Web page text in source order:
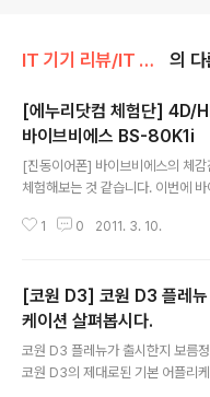
IT 기기 리뷰/IT 기타 의 다
[에누리닷컴 체험단] 4D/
바이브비에스 BS-80K1i
[진동이어폰] 바이브비에스의 체
체험해보는 것 같습니다. 이번에
그럼 VIBE BS의 BS-80K1i를 살
투명 플라스틱 안으로 제품의 디
습니다. 겉면에 보면 체감 진동을
향을 체험할 수 있으며 80dB에 최
알려줍니다. 또한 버튼 마이크가 컨
1 0 2011. 3. 10.
[코원 D3] 코원 D3 플레뉴
케이션 살펴봅시다.
코원 D3 플레뉴가 출시한지 보름
코원 D3의 제대로된 기본 어플리